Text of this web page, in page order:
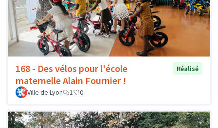
168 - Des vélos pour l'école
maternelle Alain Fournier !
Réalisé
Ville de Lyon 1 0